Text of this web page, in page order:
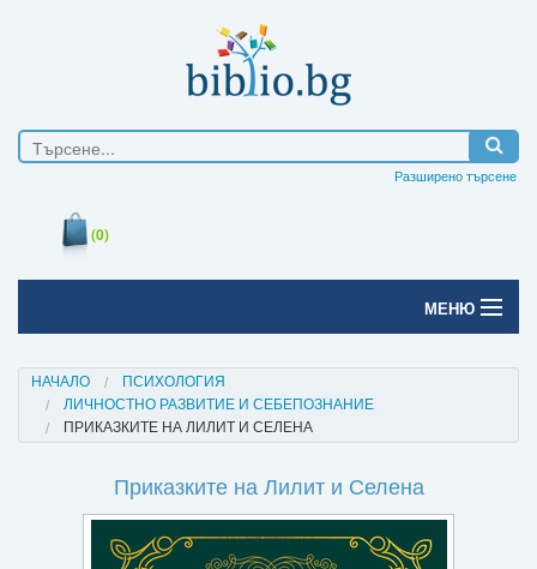
Разширено търсене
(0)
МЕНЮ
Печатни книги
Е-списания
НАЧАЛО
ПСИХОЛОГИЯ
ЛИЧНОСТНО РАЗВИТИЕ И СЕБЕПОЗНАНИЕ
ПРИКАЗКИТЕ НА ЛИЛИТ И СЕЛЕНА
Приказките на Лилит и Селена